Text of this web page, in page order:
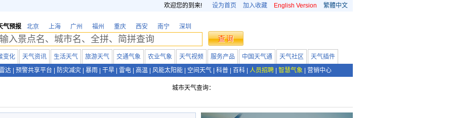
欢迎您的到来! 设为首页 加入收藏 English Version 繁體中文
气预报 北京 上海 广州 福州 重庆 西安 南宁 深圳
变化 天气资讯 生活天气 旅游天气 交通气象 农业气象 天气视频 服务产品 中国天气通 天气社区
天气插件
达 预警共享平台 防灾减灾 暴雨 干旱 雷电 高温 风能太阳能 空间天气 科普 百科 人员招聘 智慧气象 营销中心
城市天气查询：